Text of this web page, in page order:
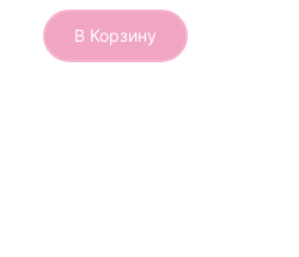
В Корзину
Этот
товар